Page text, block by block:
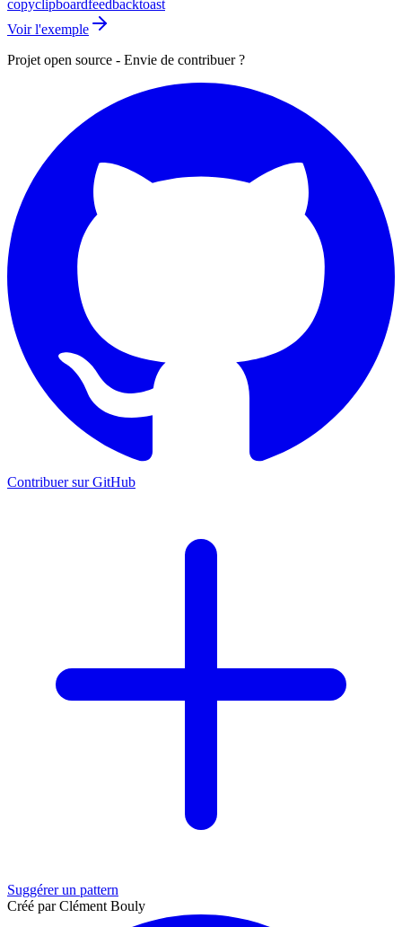
copyclipboardfeedbacktoast
Voir l'exemple
Projet open source - Envie de contribuer ?
Contribuer sur GitHub
Suggérer un pattern
Créé par Clément Bouly